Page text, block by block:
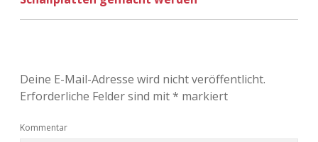
Deine E-Mail-Adresse wird nicht veröffentlicht.
Erforderliche Felder sind mit* markiert
Kommentar